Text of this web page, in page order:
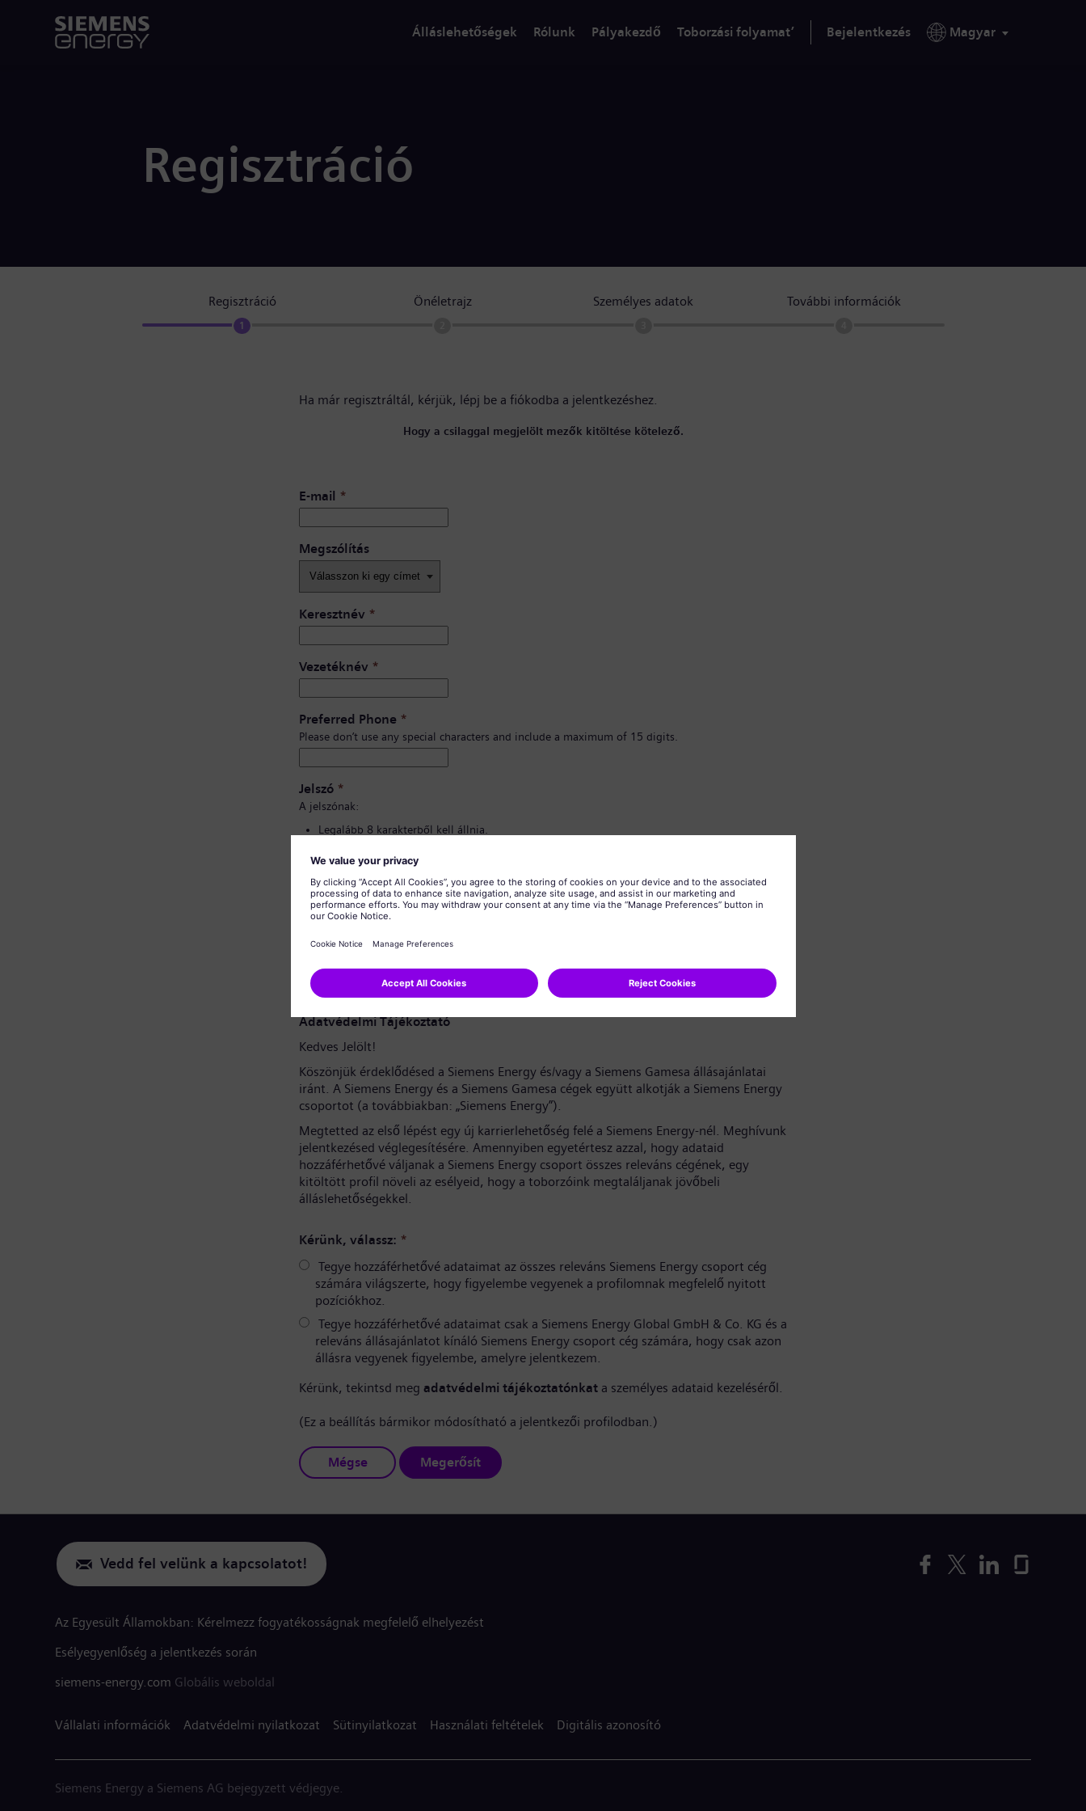
Álláslehetőségek Rólunk Pályakezdő Toborzási folyamat’ Bejelentkezés Magyar
Regisztráció
Regisztráció
1
Önéletrajz Személyes adatok További információk
Ha már regisztráltál, kérjük, lépj be a fiókodba a jelentkezéshez.
Hogy a csilaggal megjelölt mezők kitöltése kötelező.
E-mail *
Megszólítás
Keresztnév *
Vezetéknév *
Preferred Phone *
Please don’t use any special characters and include a maximum of 15 digits.
Jelszó *
A jelszónak:
Legalább 8 karakterből kell állnia.
tartalmaznia.
Nem tartalmazhat személyes adatokat.
Nem tartalmazhat gyakran használt szavakat.
Jelszó megerősítése*
Adatvédelmi Tájékoztató
Kedves Jelölt!
Köszönjük érdeklődésed a Siemens Energy és/vagy a Siemens Gamesa állásajánlatai
iránt. A Siemens Energy és a Siemens Gamesa cégek együtt alkotják a Siemens Energy
csoportot (a továbbiakban: „Siemens Energy”).
Megtetted az első lépést egy új karrierlehetőség felé a Siemens Energy-nél. Meghívunk
jelentkezésed véglegesítésére. Amennyiben egyetértesz azzal, hogy adataid
hozzáférhetővé váljanak a Siemens Energy csoport összes releváns cégének, egy
kitöltött profil növeli az esélyeid, hogy a toborzóink megtaláljanak jövőbeli
álláslehetőségekkel.
Kérünk, válassz: *
Tegye hozzáférhetővé adataimat az összes releváns Siemens Energy csoport cég
számára világszerte, hogy figyelembe vegyenek a profilomnak megfelelő nyitott
pozíciókhoz.
Tegye hozzáférhetővé adataimat csak a Siemens Energy Global GmbH & Co. KG és a
releváns állásajánlatot kínáló Siemens Energy csoport cég számára, hogy csak azon
állásra vegyenek figyelembe, amelyre jelentkezem.
Kérünk, tekintsd meg adatvédelmi tájékoztatónkat a személyes adataid kezeléséről.
(Ez a beállítás bármikor módosítható a jelentkezői profilodban.)
Mégse Megerősít
Vedd fel velünk a kapcsolatot!
Az Egyesült Államokban: Kérelmezz fogyatékosságnak megfelelő elhelyezést
Esélyegyenlőség a jelentkezés során
siemens-energy.com Globális weboldal
Vállalati információk Adatvédelmi nyilatkozat Sütinyilatkozat Használati feltételek Digitális azonosító
Siemens Energy a Siemens AG bejegyzett védjegye.